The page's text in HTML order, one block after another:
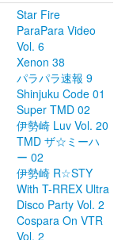
Star Fire
ParaPara Video
Vol. 6
Xenon 38
パラパラ速報 9
Shinjuku Code 01
Super TMD 02
伊勢崎 Luv Vol. 20
TMD ザ☆ミーハ
ー 02
伊勢崎 R☆STY
With T-RREX Ultra
Disco Party Vol. 2
Cospara On VTR
Vol. 2